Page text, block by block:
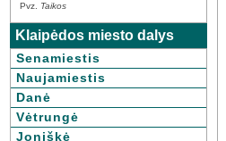
Pvz. Taikos
Klaipėdos miesto dalys
Senamiestis
Naujamiestis
Danė
Vėtrungė
Joniškė